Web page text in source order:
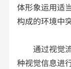
体形象运用适
构成的环境中
通过视觉流
种视觉信息进